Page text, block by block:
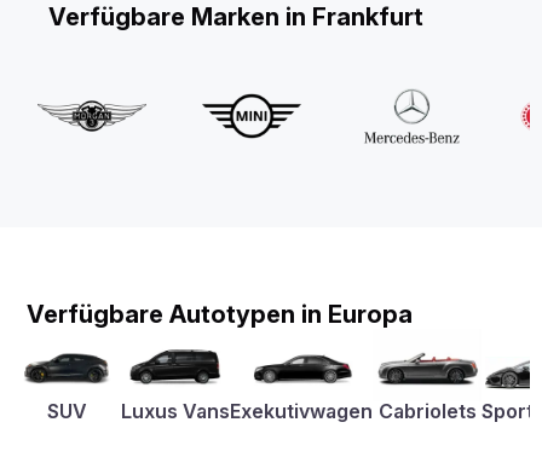
Verfügbare Marken in Frankfurt
Verfügbare Autotypen in Europa
SUV Luxus VansExekutivwagen Cabriolets